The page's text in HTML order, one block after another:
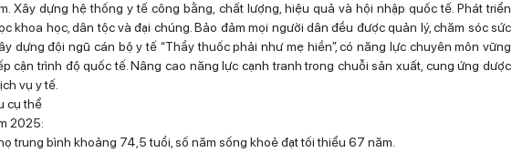
Xây dựng hệ thống y tế công bằng, chất lượng, hiệu quả và hội nhập quốc tế. Phát triển
khoa học, dân tộc và đại chúng. Bảo đảm mọi người dân đều được quản lý, chăm sóc sức
dựng đội ngũ cán bộ y tế “Thầy thuốc phải như mẹ hiền”, có năng lực chuyên môn vững
cận trình độ quốc tế. Nâng cao năng lực cạnh tranh trong chuỗi sản xuất, cung ứng dược
vụ y tế.
cụ thể
2025:
trung bình khoảng 74,5 tuổi, số năm sống khoẻ đạt tối thiểu 67 năm.